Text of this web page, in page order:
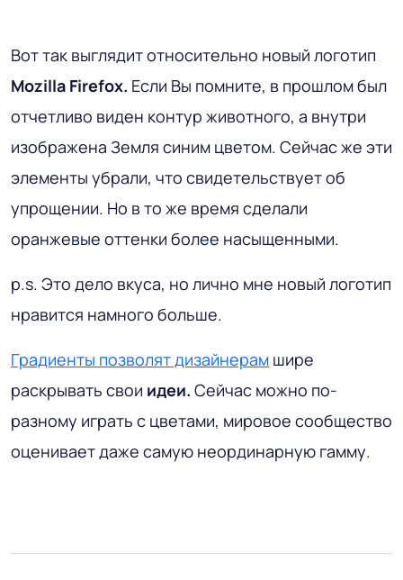
Вот так выглядит относительно новый логотип
Mozilla Firefox. Если Вы помните, в прошлом был
отчетливо виден контур животного, а внутри
изображена Земля синим цветом. Сейчас же эти
элементы убрали, что свидетельствует об
упрощении. Но в то же время сделали
оранжевые оттенки более насыщенными.
p.s. Это дело вкуса, но лично мне новый логотип
нравится намного больше.
Градиенты позволят дизайнерам шире
раскрывать свои идеи. Сейчас можно по-
разному играть с цветами, мировое сообщество
оценивает даже самую неординарную гамму.